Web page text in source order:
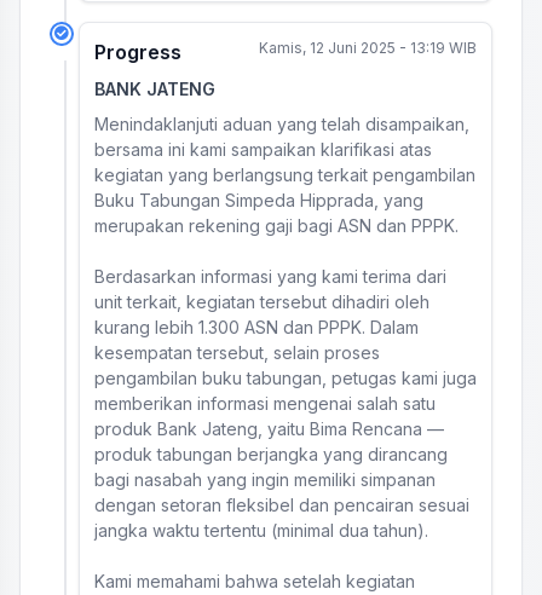
Progress Kamis, 12 Juni 2025 - 13:19 WIB
BANK JATENG
Menindaklanjuti aduan yang telah disampaikan,
bersama ini kami sampaikan klarifikasi atas
kegiatan yang berlangsung terkait pengambilan
Buku Tabungan Simpeda Hipprada, yang
merupakan rekening gaji bagi ASN dan PPPK.
Berdasarkan informasi yang kami terima dari
unit terkait, kegiatan tersebut dihadiri oleh
kurang lebih 1.300 ASN dan PPPK. Dalam
kesempatan tersebut, selain proses
pengambilan buku tabungan, petugas kami juga
memberikan informasi mengenai salah satu
produk Bank Jateng, yaitu Bima Rencana —
produk tabungan berjangka yang dirancang
bagi nasabah yang ingin memiliki simpanan
dengan setoran fleksibel dan pencairan sesuai
jangka waktu tertentu (minimal dua tahun).
Kami memahami bahwa setelah kegiatan